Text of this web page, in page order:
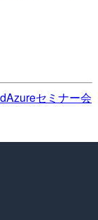
Azureセミナー会